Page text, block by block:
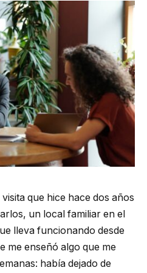
que hice hace dos años
un local familiar en el
lleva funcionando desde
me enseñó algo que me
había dejado de